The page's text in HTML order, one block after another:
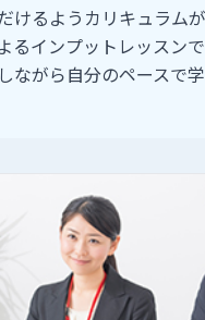
けるようカリキュラム
るインプットレッスン
ながら自分のペースで